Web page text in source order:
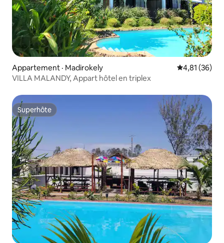
Appartement · Madirokely Note
4,81 (36)
VILLA MALANDY, Appart hôtel en triplex
Superhôte
Superhôte